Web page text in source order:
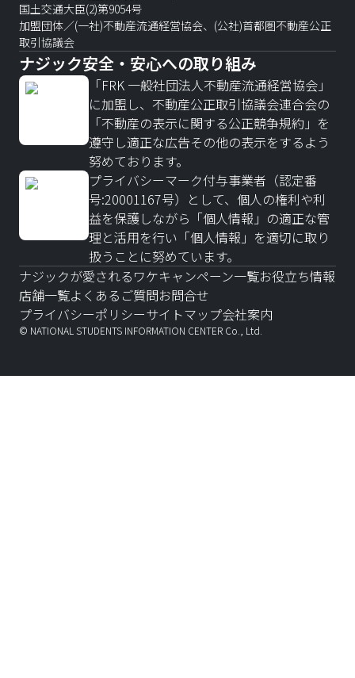
国土交通大臣(2)第9054号
加盟団体／(一社)不動産流通経営協会、(公社)首都圏不動産公正
取引協議会
ナジック安全・安心への取り組み
「FRK 一般社団法人不動産流通経営協会」
に加盟し、不動産公正取引協議会連合会の
「不動産の表示に関する公正競争規約」を
遵守し適正な広告その他の表示をするよう
努めております。
プライバシーマーク付与事業者（認定番
号:20001167号）として、個人の権利や利
益を保護しながら「個人情報」の適正な管
理と活用を行い「個人情報」を適切に取り
扱うことに努めています。
ナジックが愛されるワケキャンペーン一覧お役立ち情報
店舗一覧よくあるご質問お問合せ
プライバシーポリシーサイトマップ会社案内
© NATIONAL STUDENTS INFORMATION CENTER Co., Ltd.